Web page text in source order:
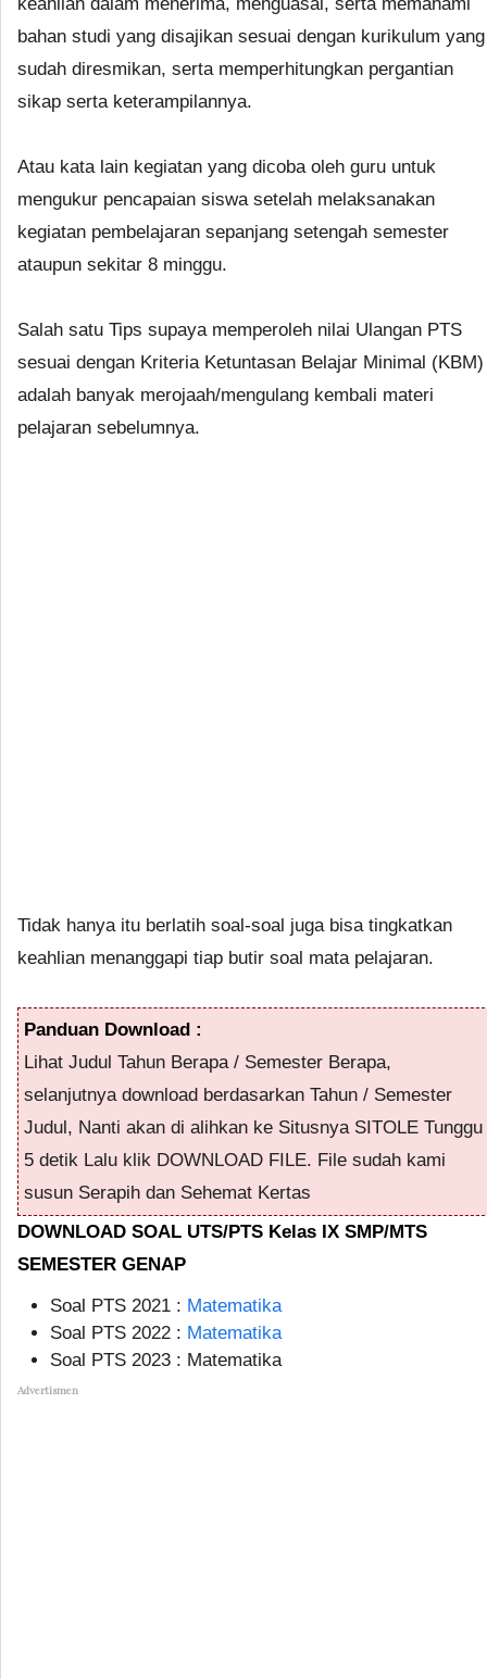
bahan studi yang disajikan sesuai dengan kurikulum yang
sudah diresmikan, serta memperhitungkan pergantian
sikap serta keterampilannya.
Atau kata lain kegiatan yang dicoba oleh guru untuk
mengukur pencapaian siswa setelah melaksanakan
kegiatan pembelajaran sepanjang setengah semester
ataupun sekitar 8 minggu.
Salah satu Tips supaya memperoleh nilai Ulangan PTS
sesuai dengan Kriteria Ketuntasan Belajar Minimal (KBM)
adalah banyak merojaah/mengulang kembali materi
pelajaran sebelumnya.
Tidak hanya itu berlatih soal-soal juga bisa tingkatkan
keahlian menanggapi tiap butir soal mata pelajaran.
Panduan Download :
Lihat Judul Tahun Berapa / Semester Berapa,
selanjutnya download berdasarkan Tahun / Semester
Judul, Nanti akan di alihkan ke Situsnya SITOLE Tunggu
5 detik Lalu klik DOWNLOAD FILE. File sudah kami
susun Serapih dan Sehemat Kertas
DOWNLOAD SOAL UTS/PTS Kelas IX SMP/MTS
SEMESTER GENAP
Soal PTS 2021 : Matematika
Soal PTS 2022 : Matematika
Soal PTS 2023 : Matematika
Advertismen